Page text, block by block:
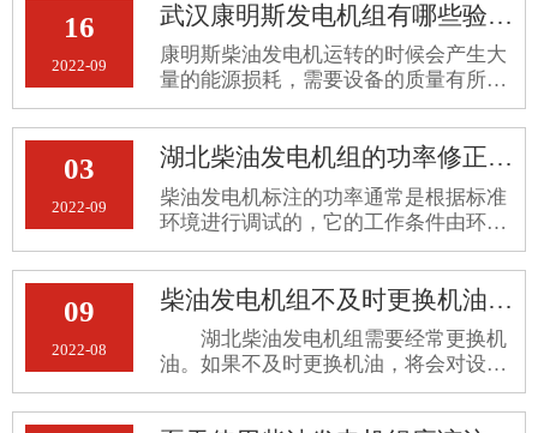
16
2022-09
武汉康明斯发电机组有哪些验收标准
康明斯柴油发电机运转的时候会产生大
量的能源损耗，需要设备的质量有所保
障，才能长期地正常运行。那么，武汉
康明斯发电机组有哪些验收标准呢？
03
2022-09
湖北柴油发电机组的功率修正方法
柴油发电机标注的功率通常是根据标准
环境进行调试的，它的工作条件由环境
条件确定，会收到海拔、环境温度和相
对湿度等各种因素的影响，一旦它离开
标准环境，很容易导致发电机故障或损
坏。为了保证它的持续正常运行，其功
率应在不同的环境条件下及时修正。关
于湖北柴油发电机组的功率修正方法详
细介绍如下。
09
2022-08
柴油发电机组不及时更换机油会有什么后果
湖北柴油发电机组需要经常更换机
油。如果不及时更换机油，将会对设备
造成严重损坏。不及时更换机油可能会
造成以下后果： 一、会导致机油压